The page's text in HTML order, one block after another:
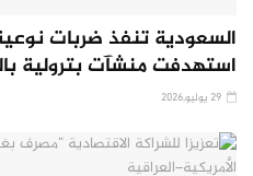
السعودية تنفذ ضربات
استهدفت منشآت بترولية